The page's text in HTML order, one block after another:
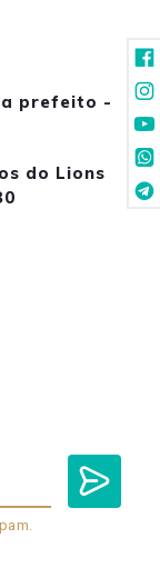
a prefeito -
do Lions